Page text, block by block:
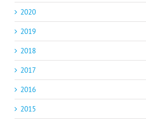
2020
2019
2018
2017
2016
2015